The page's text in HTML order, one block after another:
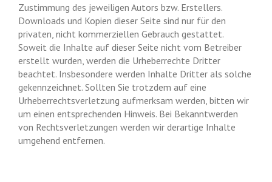
Zustimmung des jeweiligen Autors bzw. Erstellers.
Downloads und Kopien dieser Seite sind nur für den
privaten, nicht kommerziellen Gebrauch gestattet.
Soweit die Inhalte auf dieser Seite nicht vom Betreiber
erstellt wurden, werden die Urheberrechte Dritter
beachtet. Insbesondere werden Inhalte Dritter als solche
gekennzeichnet. Sollten Sie trotzdem auf eine
Urheberrechtsverletzung aufmerksam werden, bitten wir
um einen entsprechenden Hinweis. Bei Bekanntwerden
von Rechtsverletzungen werden wir derartige Inhalte
umgehend entfernen.